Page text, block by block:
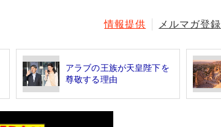
情報提供 メルマガ登録
アラブの王族が天皇陛下を
尊敬する理由